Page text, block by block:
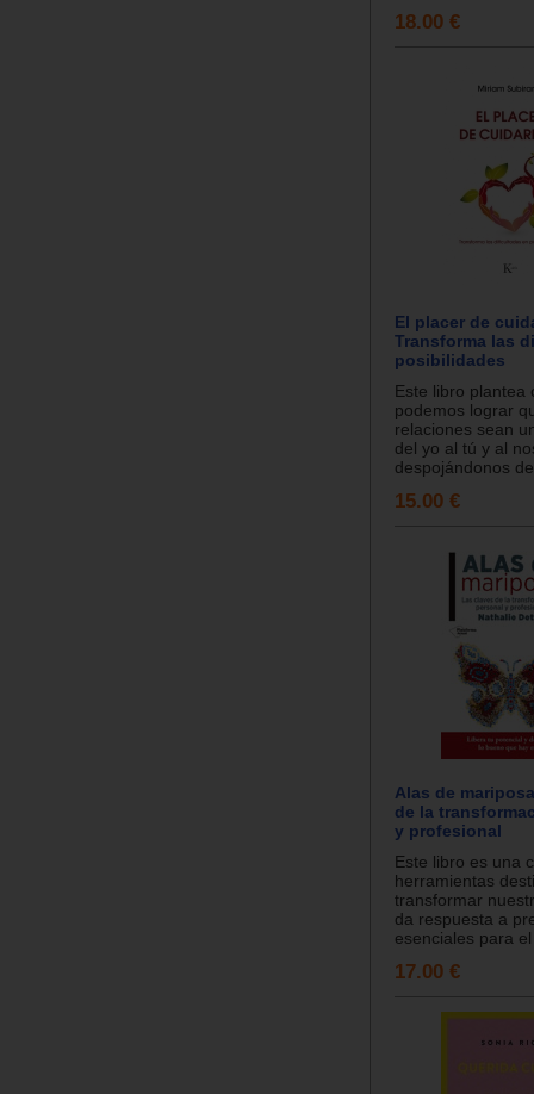
18.00 €
El placer de
Transforma las
posibilidades
Este libro plantea
podemos lograr
relaciones sean
del yo al tú y al
despojándonos
15.00 €
Alas de
de la
y profesional
Este libro es una
herramientas
transformar
da respuesta a
esenciales para
17.00 €